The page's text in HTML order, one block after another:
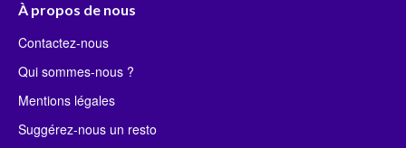
À propos de nous
Contactez-nous
Qui sommes-nous ?
Mentions légales
Suggérez-nous un resto